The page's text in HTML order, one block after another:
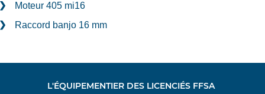
Moteur 405 mi16
Raccord banjo 16 mm
L'ÉQUIPEMENTIER DES LICENCIÉS FFSA